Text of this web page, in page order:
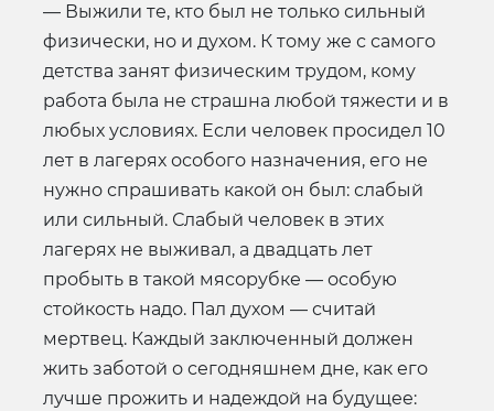
— Выжили те, кто был не только сильный
физически, но и духом. К тому же с самого
детства занят физическим трудом, кому
работа была не страшна любой тяжести и в
любых условиях. Если человек просидел 10
лет в лагерях особого назначения, его не
нужно спрашивать какой он был: слабый
или сильный. Слабый человек в этих
лагерях не выживал, а двадцать лет
пробыть в такой мясорубке — особую
стойкость надо. Пал духом — считай
мертвец. Каждый заключенный должен
жить заботой о сегодняшнем дне, как его
лучше прожить и надеждой на будущее: